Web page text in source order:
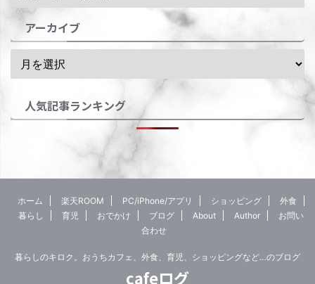
アーカイブ
人気記事ランキング
ホーム 楽天ROOM PC/iPhone/アプリ ショッピング
外食
暮らし
育児 おでかけ ブログ About Author
お問い
合わせ
暮らしのキロク。おうちカフェ、外食、育児、ショッピングなど…のブログ
cafeログ